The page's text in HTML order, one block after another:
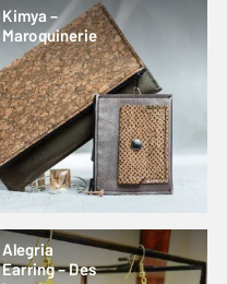
Kimya –
Maroquinerie
Alegria
Earring – Des